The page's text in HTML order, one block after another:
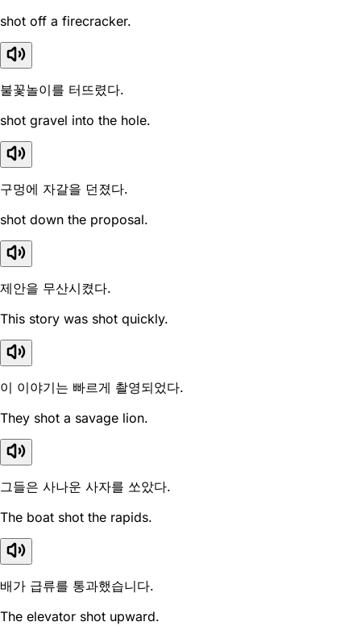
shot off a firecracker.
불꽃놀이를 터뜨렸다.
shot gravel into the hole.
구멍에 자갈을 던졌다.
shot down the proposal.
제안을 무산시켰다.
This story was shot quickly.
이 이야기는 빠르게 촬영되었다.
They shot a savage lion.
그들은 사나운 사자를 쏘았다.
The boat shot the rapids.
배가 급류를 통과했습니다.
The elevator shot upward.